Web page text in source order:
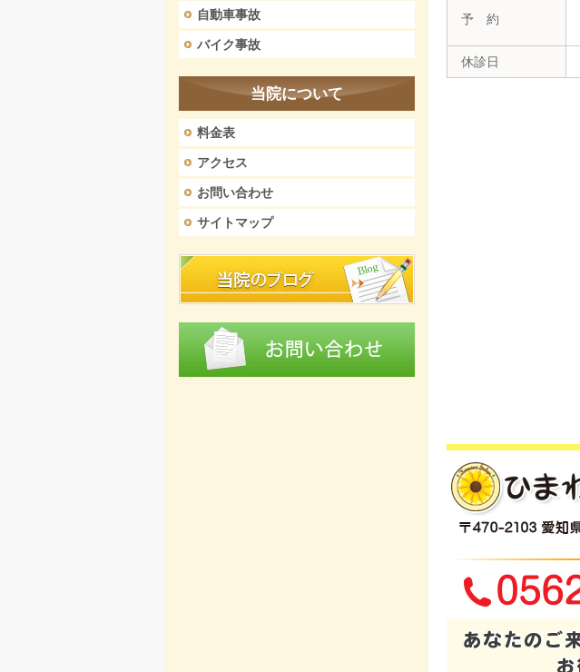
予 約
休診日
自動車事故
バイク事故
当院について
料金表
アクセス
お問い合わせ
サイトマップ